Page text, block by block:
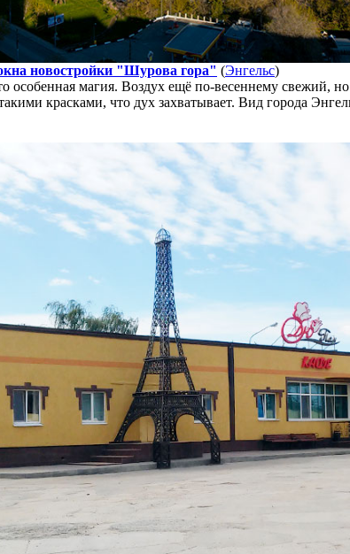
новостройки "Шурова гора" (Энгельс)
особенная магия. Воздух ещё по-весеннему свежий,
красками, что дух захватывает. Вид города